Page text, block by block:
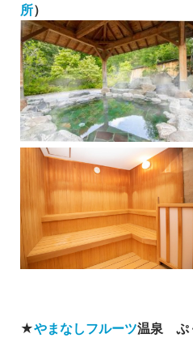
所）
★やまなしフルーツ温泉 ぷ